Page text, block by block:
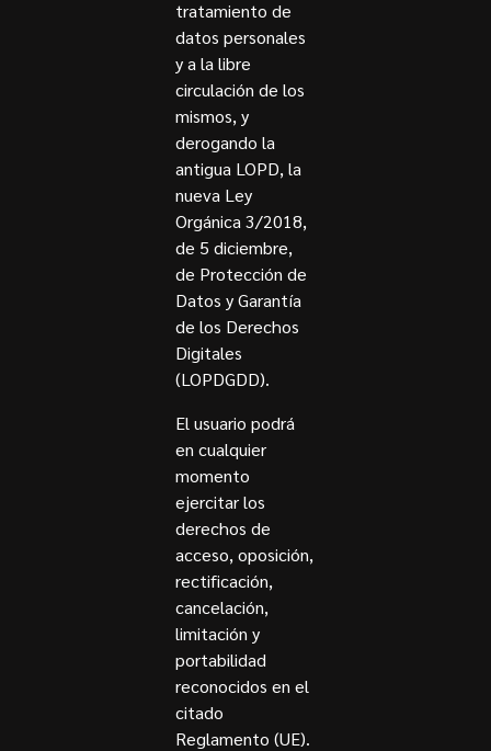
tratamiento de
datos personales
y a la libre
circulación de los
mismos, y
derogando la
antigua LOPD, la
nueva Ley
Orgánica 3/2018,
de 5 diciembre,
de Protección de
Datos y Garantía
de los Derechos
Digitales
(LOPDGDD).
El usuario podrá
en cualquier
momento
ejercitar los
derechos de
acceso, oposición,
rectificación,
cancelación,
limitación y
portabilidad
reconocidos en el
citado
Reglamento (UE).